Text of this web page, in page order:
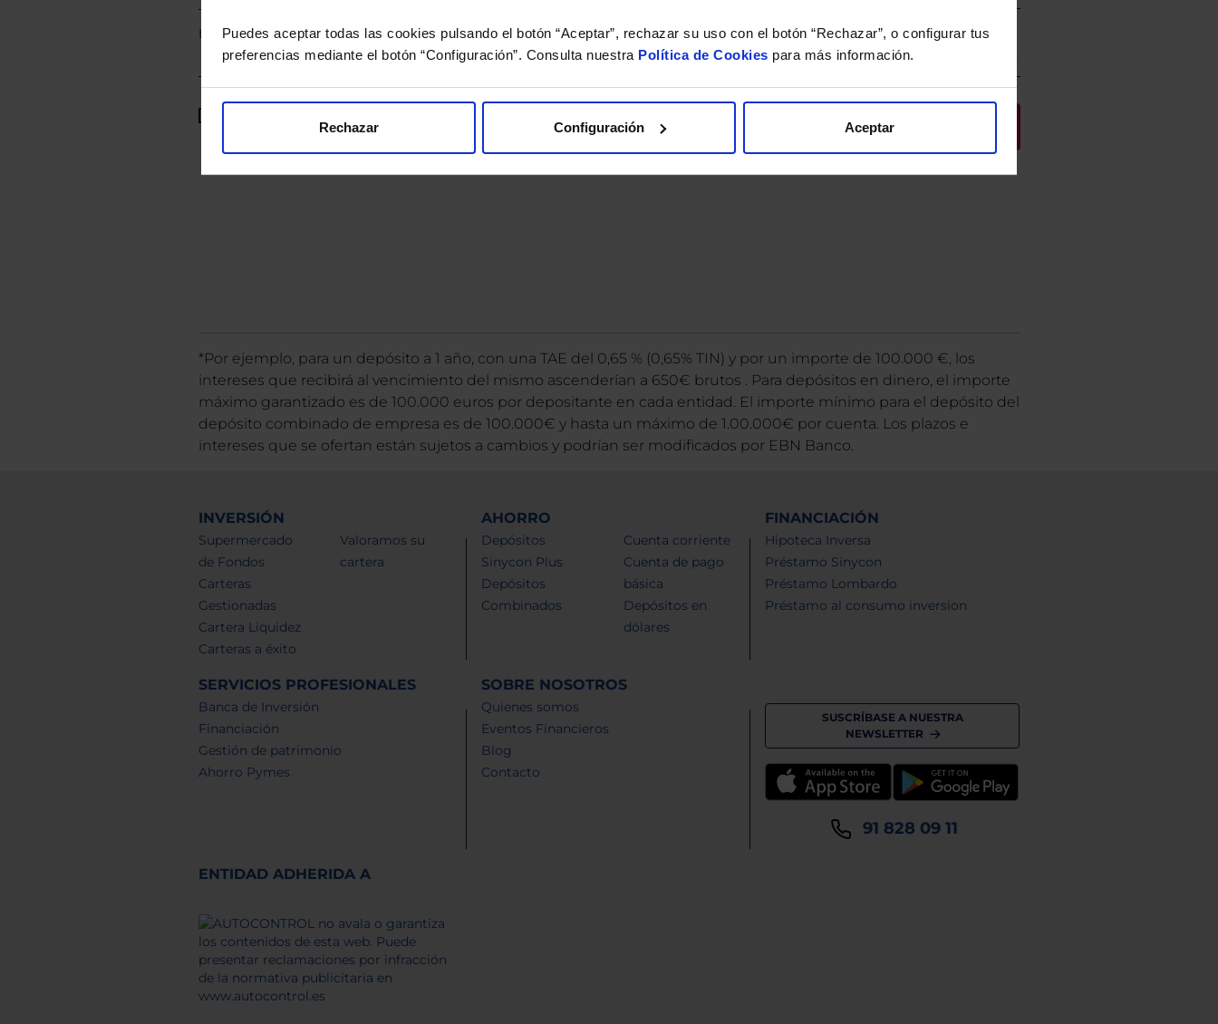
Puedes aceptar todas las cookies pulsando el botón “Aceptar”, rechazar su uso con el botón “Rechazar”, o configurar tus
preferencias mediante el botón “Configuración”. Consulta nuestra Política de Cookies para más información.
Rechazar Configuración Aceptar
Elija el perfil del fondo que le gustaría contratar Qué importe desearía contratar
tratamiento de mis datos personales.
*Por ejemplo, para un depósito a 1 año, con una TAE del 0,65 % (0,65% TIN) y por un importe de 100.000 €, los
intereses que recibirá al vencimiento del mismo ascenderían a 650€ brutos . Para depósitos en dinero, el importe
máximo garantizado es de 100.000 euros por depositante en cada entidad. El importe mínimo para el depósito del
depósito combinado de empresa es de 100.000€ y hasta un máximo de 1.00.000€ por cuenta. Los plazos e
intereses que se ofertan están sujetos a cambios y podrían ser modificados por EBN Banco.
INVERSIÓN
Supermercado
de Fondos
Carteras
Gestionadas
Cartera Liquidez
Carteras a éxito
Valoramos su
cartera
AHORRO
Depósitos
Sinycon Plus
Depósitos
Combinados
Cuenta corriente
Cuenta de pago
básica
Depósitos en
dólares
FINANCIACIÓN
Hipoteca Inversa
Préstamo Sinycon
Préstamo Lombardo
Préstamo al consumo inversion
SERVICIOS PROFESIONALES
Banca de Inversión
Financiación
Gestión de patrimonio
Ahorro Pymes
SOBRE NOSOTROS
Quienes somos
Eventos Financieros
Blog
Contacto
SUSCRÍBASE A NUESTRA
NEWSLETTER
91 828 09 11
ENTIDAD ADHERIDA A